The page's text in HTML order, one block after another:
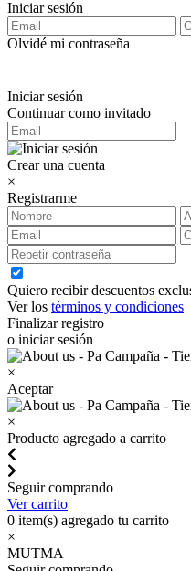
Iniciar sesión
Olvidé mi contraseña
Iniciar sesión
Continuar como invitado
Crear una cuenta
×
Registrarme
Quiero recibir descuentos
Ver los términos y condiciones
Finalizar registro
o iniciar sesión
×
Aceptar
×
Producto agregado a carrito
Seguir comprando
Ver carrito
0 item(s) agregado tu carrito
×
MUTMA